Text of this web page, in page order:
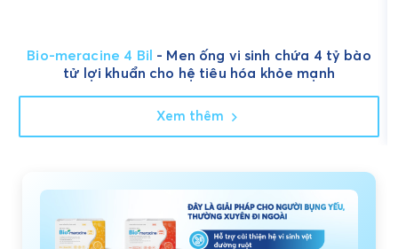
Bio-meracine 4 Bil - Men ống vi sinh chứa 4 tỷ bào
tử lợi khuẩn cho hệ tiêu hóa khỏe mạnh
Xem thêm